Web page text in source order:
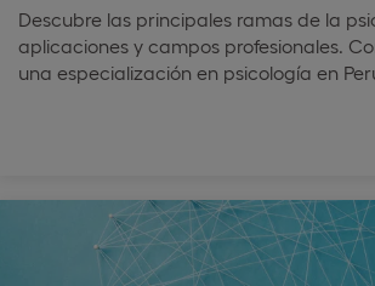
Descubre las principales ramas de la
aplicaciones y campos profesionales.
una especialización en psicología en